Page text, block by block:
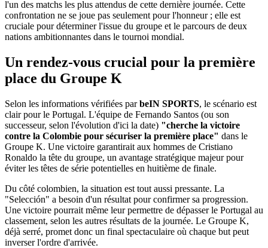
l'un des matchs les plus attendus de cette dernière journée. Cette
confrontation ne se joue pas seulement pour l'honneur ; elle est
cruciale pour déterminer l'issue du groupe et le parcours de deux
nations ambitionnantes dans le tournoi mondial.
Un rendez-vous crucial pour la première
place du Groupe K
Selon les informations vérifiées parbeIN SPORTS, le scénario est
clair pour le Portugal. L'équipe de Fernando Santos (ou son
successeur, selon l'évolution d'ici la date) "cherche la victoire
contre la Colombie pour sécuriser la première place" dans le
Groupe K. Une victoire garantirait aux hommes de Cristiano
Ronaldo la tête du groupe, un avantage stratégique majeur pour
éviter les têtes de série potentielles en huitième de finale.
Du côté colombien, la situation est tout aussi pressante. La
"Selección" a besoin d'un résultat pour confirmer sa progression.
Une victoire pourrait même leur permettre de dépasser le Portugal au
classement, selon les autres résultats de la journée. Le Groupe K,
déjà serré, promet donc un final spectaculaire où chaque but peut
inverser l'ordre d'arrivée.